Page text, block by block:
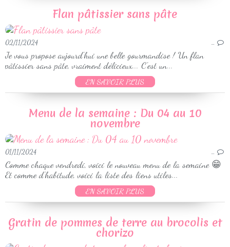
Flan pâtissier sans pâte
02/11/2024 …
Je vous propose aujourd'hui une belle gourmandise ! Un flan
pâtissier sans pâte, vraiment délicieux... C'est un...
EN SAVOIR PLUS
Menu de la semaine : Du 04 au 10
novembre
01/11/2024 …
Comme chaque vendredi, voici le nouveau menu de la semaine 😁
Et comme d’habitude, voici la liste des liens utiles...
EN SAVOIR PLUS
Gratin de pommes de terre au brocolis et
chorizo